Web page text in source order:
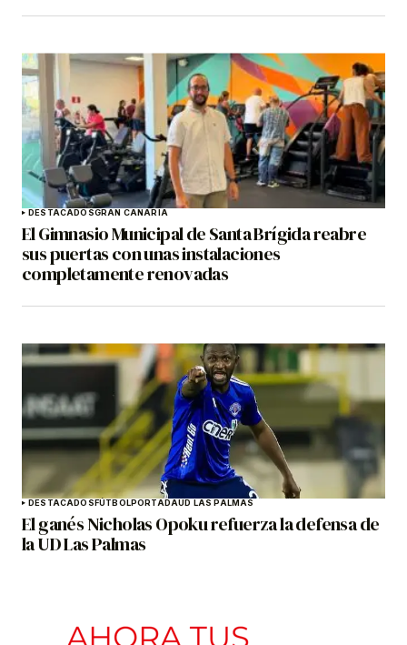
DESTACADOSGRAN CANARIA
El Gimnasio Municipal de Santa Brígida reabre
sus puertas con unas instalaciones
completamente renovadas
DESTACADOS FÚTBOLPORTADAUD LAS PALMAS
El ganés Nicholas Opoku refuerza la defensa de
la UD Las Palmas